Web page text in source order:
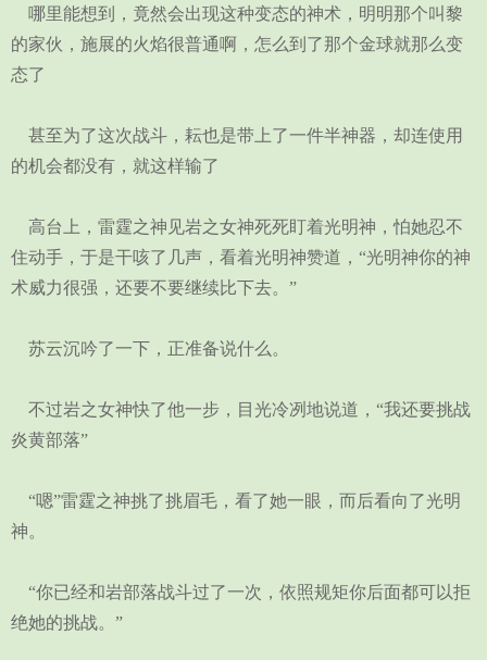
哪里能想到，竟然会出现这种变态的神术，明明那个叫黎
的家伙，施展的火焰很普通啊，怎么到了那个金球就那么变
态了
甚至为了这次战斗，耘也是带上了一件半神器，却连使用
的机会都没有，就这样输了
高台上，雷霆之神见岩之女神死死盯着光明神，怕她忍不
住动手，于是干咳了几声，看着光明神赞道，“光明神你的神
术威力很强，还要不要继续比下去。”
苏云沉吟了一下，正准备说什么。
不过岩之女神快了他一步，目光冷冽地说道，“我还要挑战
炎黄部落”
“嗯”雷霆之神挑了挑眉毛，看了她一眼，而后看向了光明
神。
“你已经和岩部落战斗过了一次，依照规矩你后面都可以拒
绝她的挑战。”